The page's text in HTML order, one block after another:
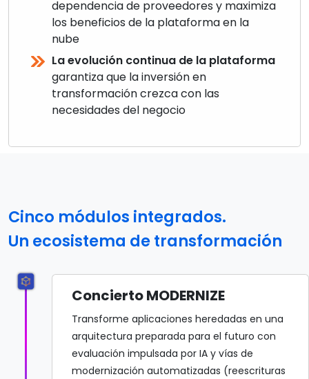
dependencia de proveedores y maximiza
los beneficios de la plataforma en la
nube
La evolución continua de la plataforma
garantiza que la inversión en
transformación crezca con las
necesidades del negocio
Cinco módulos integrados.
Un ecosistema de transformación
Concierto MODERNIZE
Transforme aplicaciones heredadas en una
arquitectura preparada para el futuro con
evaluación impulsada por IA y vías de
modernización automatizadas (reescrituras